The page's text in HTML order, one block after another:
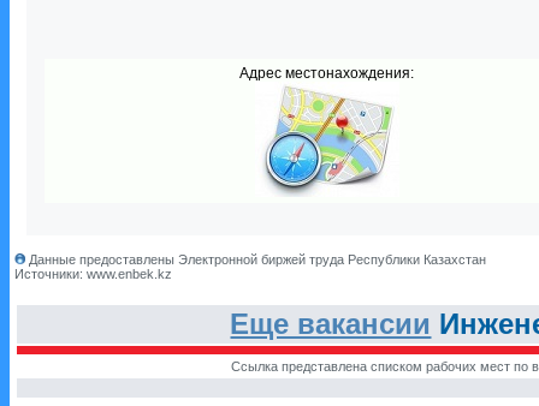
Адрес местонахождения:
Данные предоставлены Электронной биржей труда Республики Казахстан
Источники: www.enbek.kz
Еще вакансии
Ссылка представлена списком рабочих мест по